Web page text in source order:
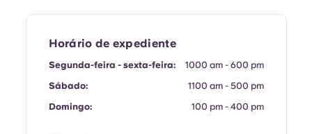
Horário de expediente
Segunda-feira - sexta-feira:
1000 am - 600 pm
Sábado:
1100 am - 500 pm
Domingo:
100 pm - 400 pm